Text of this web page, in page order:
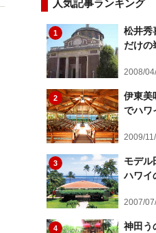
人気記事ランキング
1
松井秀
だけの
2008/
2
伊東美
でハワ
2009/
3
モデル
ハワイ
2007/
4
神田う